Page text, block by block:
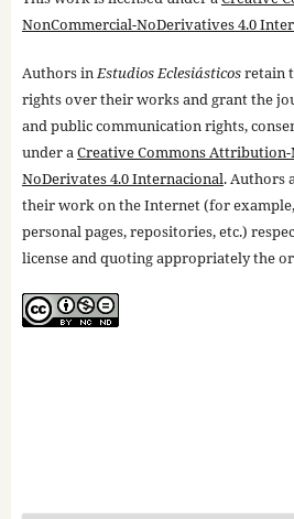
NonCommercial-NoDerivatives 4.0
Authors inEstudios Eclesiásticosretain
rights over their works and grant the
and public communication rights,
under aCreative Commons
NoDerivates 4.0 Internacional. Authors
their work on the Internet (for
personal pages, repositories, etc.)
license and quoting appropriately the